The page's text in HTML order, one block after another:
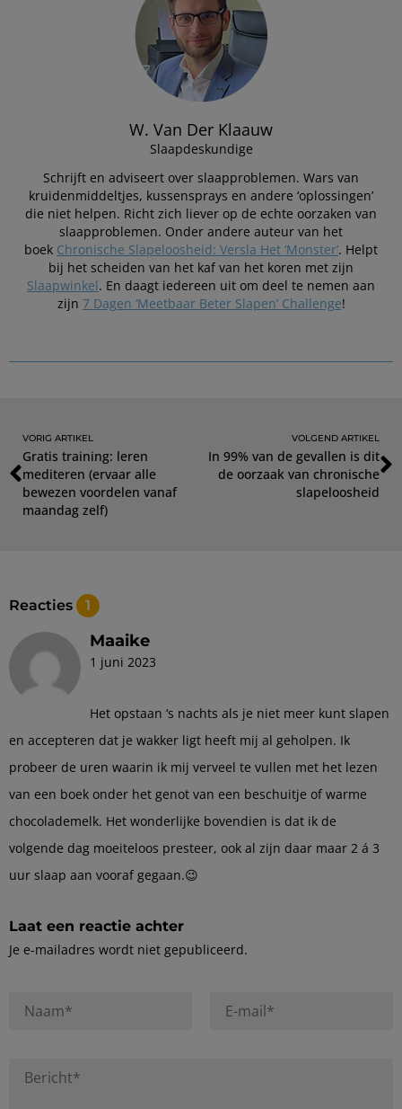
W. Van Der Klaauw
Slaapdeskundige
Schrijft en adviseert over slaapproblemen. Wars van
kruidenmiddeltjes, kussensprays en andere ‘oplossingen’
die niet helpen. Richt zich liever op de echte oorzaken van
slaapproblemen. Onder andere auteur van het
boek Chronische Slapeloosheid: Versla Het ‘Monster’. Helpt
bij het scheiden van het kaf van het koren met zijn
Slaapwinkel. En daagt iedereen uit om deel te nemen aan
zijn 7 Dagen ‘Meetbaar Beter Slapen’ Challenge!
VORIG ARTIKEL
Gratis training: leren
mediteren (ervaar alle
bewezen voordelen vanaf
maandag zelf)
VOLGEND ARTIKEL
In 99% van de gevallen is dit
de oorzaak van chronische
slapeloosheid
Reacties 1
Maaike
1 juni 2023
Het opstaan ‘s nachts als je niet meer kunt slapen
en accepteren dat je wakker ligt heeft mij al geholpen. Ik
probeer de uren waarin ik mij verveel te vullen met het lezen
van een boek onder het genot van een beschuitje of warme
chocolademelk. Het wonderlijke bovendien is dat ik de
volgende dag moeiteloos presteer, ook al zijn daar maar 2 á 3
uur slaap aan vooraf gegaan.😉
Laat een reactie achter
Je e-mailadres wordt niet gepubliceerd.